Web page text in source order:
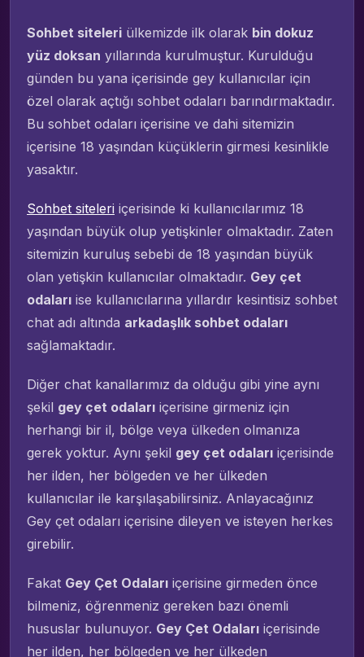
Sohbet siteleri ülkemizde ilk olarak bin dokuz
yüz doksan yıllarında kurulmuştur. Kurulduğu
günden bu yana içerisinde gey kullanıcılar için
özel olarak açtığı sohbet odaları barındırmaktadır.
Bu sohbet odaları içerisine ve dahi sitemizin
içerisine 18 yaşından küçüklerin girmesi kesinlikle
yasaktır.
Sohbet siteleri içerisinde ki kullanıcılarımız 18
yaşından büyük olup yetişkinler olmaktadır. Zaten
sitemizin kuruluş sebebi de 18 yaşından büyük
olan yetişkin kullanıcılar olmaktadır. Gey çet
odaları ise kullanıcılarına yıllardır kesintisiz sohbet
chat adı altında arkadaşlık sohbet odaları
sağlamaktadır.
Diğer chat kanallarımız da olduğu gibi yine aynı
şekil gey çet odaları içerisine girmeniz için
herhangi bir il, bölge veya ülkeden olmanıza
gerek yoktur. Aynı şekil gey çet odaları içerisinde
her ilden, her bölgeden ve her ülkeden
kullanıcılar ile karşılaşabilirsiniz. Anlayacağınız
Gey çet odaları içerisine dileyen ve isteyen herkes
girebilir.
Fakat Gey Çet Odaları içerisine girmeden önce
bilmeniz, öğrenmeniz gereken bazı önemli
hususlar bulunuyor. Gey Çet Odaları içerisinde
her ilden, her bölgeden ve her ülkeden